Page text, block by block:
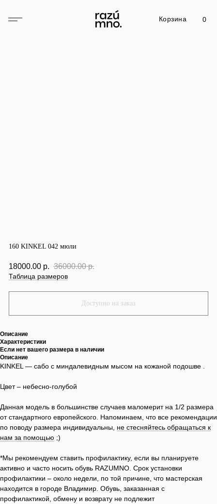
Корзина 0
160 KINKEL 042 мюли
18000.00 р. 36000.00 р.
Таблица размеров
Описание
Характеристики
Если нет вашего размера в наличии
Описание
KINKEL — сабо с миндалевидным мысом на кожаной подошве .
Цвет – небесно-голубой
Данная модель в большинстве случаев маломерит на 1/2 размера
от стандартного европейского. Напоминаем, что все рекомендации
по поводу размера индивидуальны, не стесняйтесь обращаться к
нам за помощью ;)
*Мы рекомендуем ставить профилактику, если вы планируете
активно и часто носить обувь RAZUMNO. Срок установки
профилактики – около недели, по той причине, что мастерская
находится в городе Владимир. Обувь, заказанная с
профилактикой, обмену и возврату не подлежит